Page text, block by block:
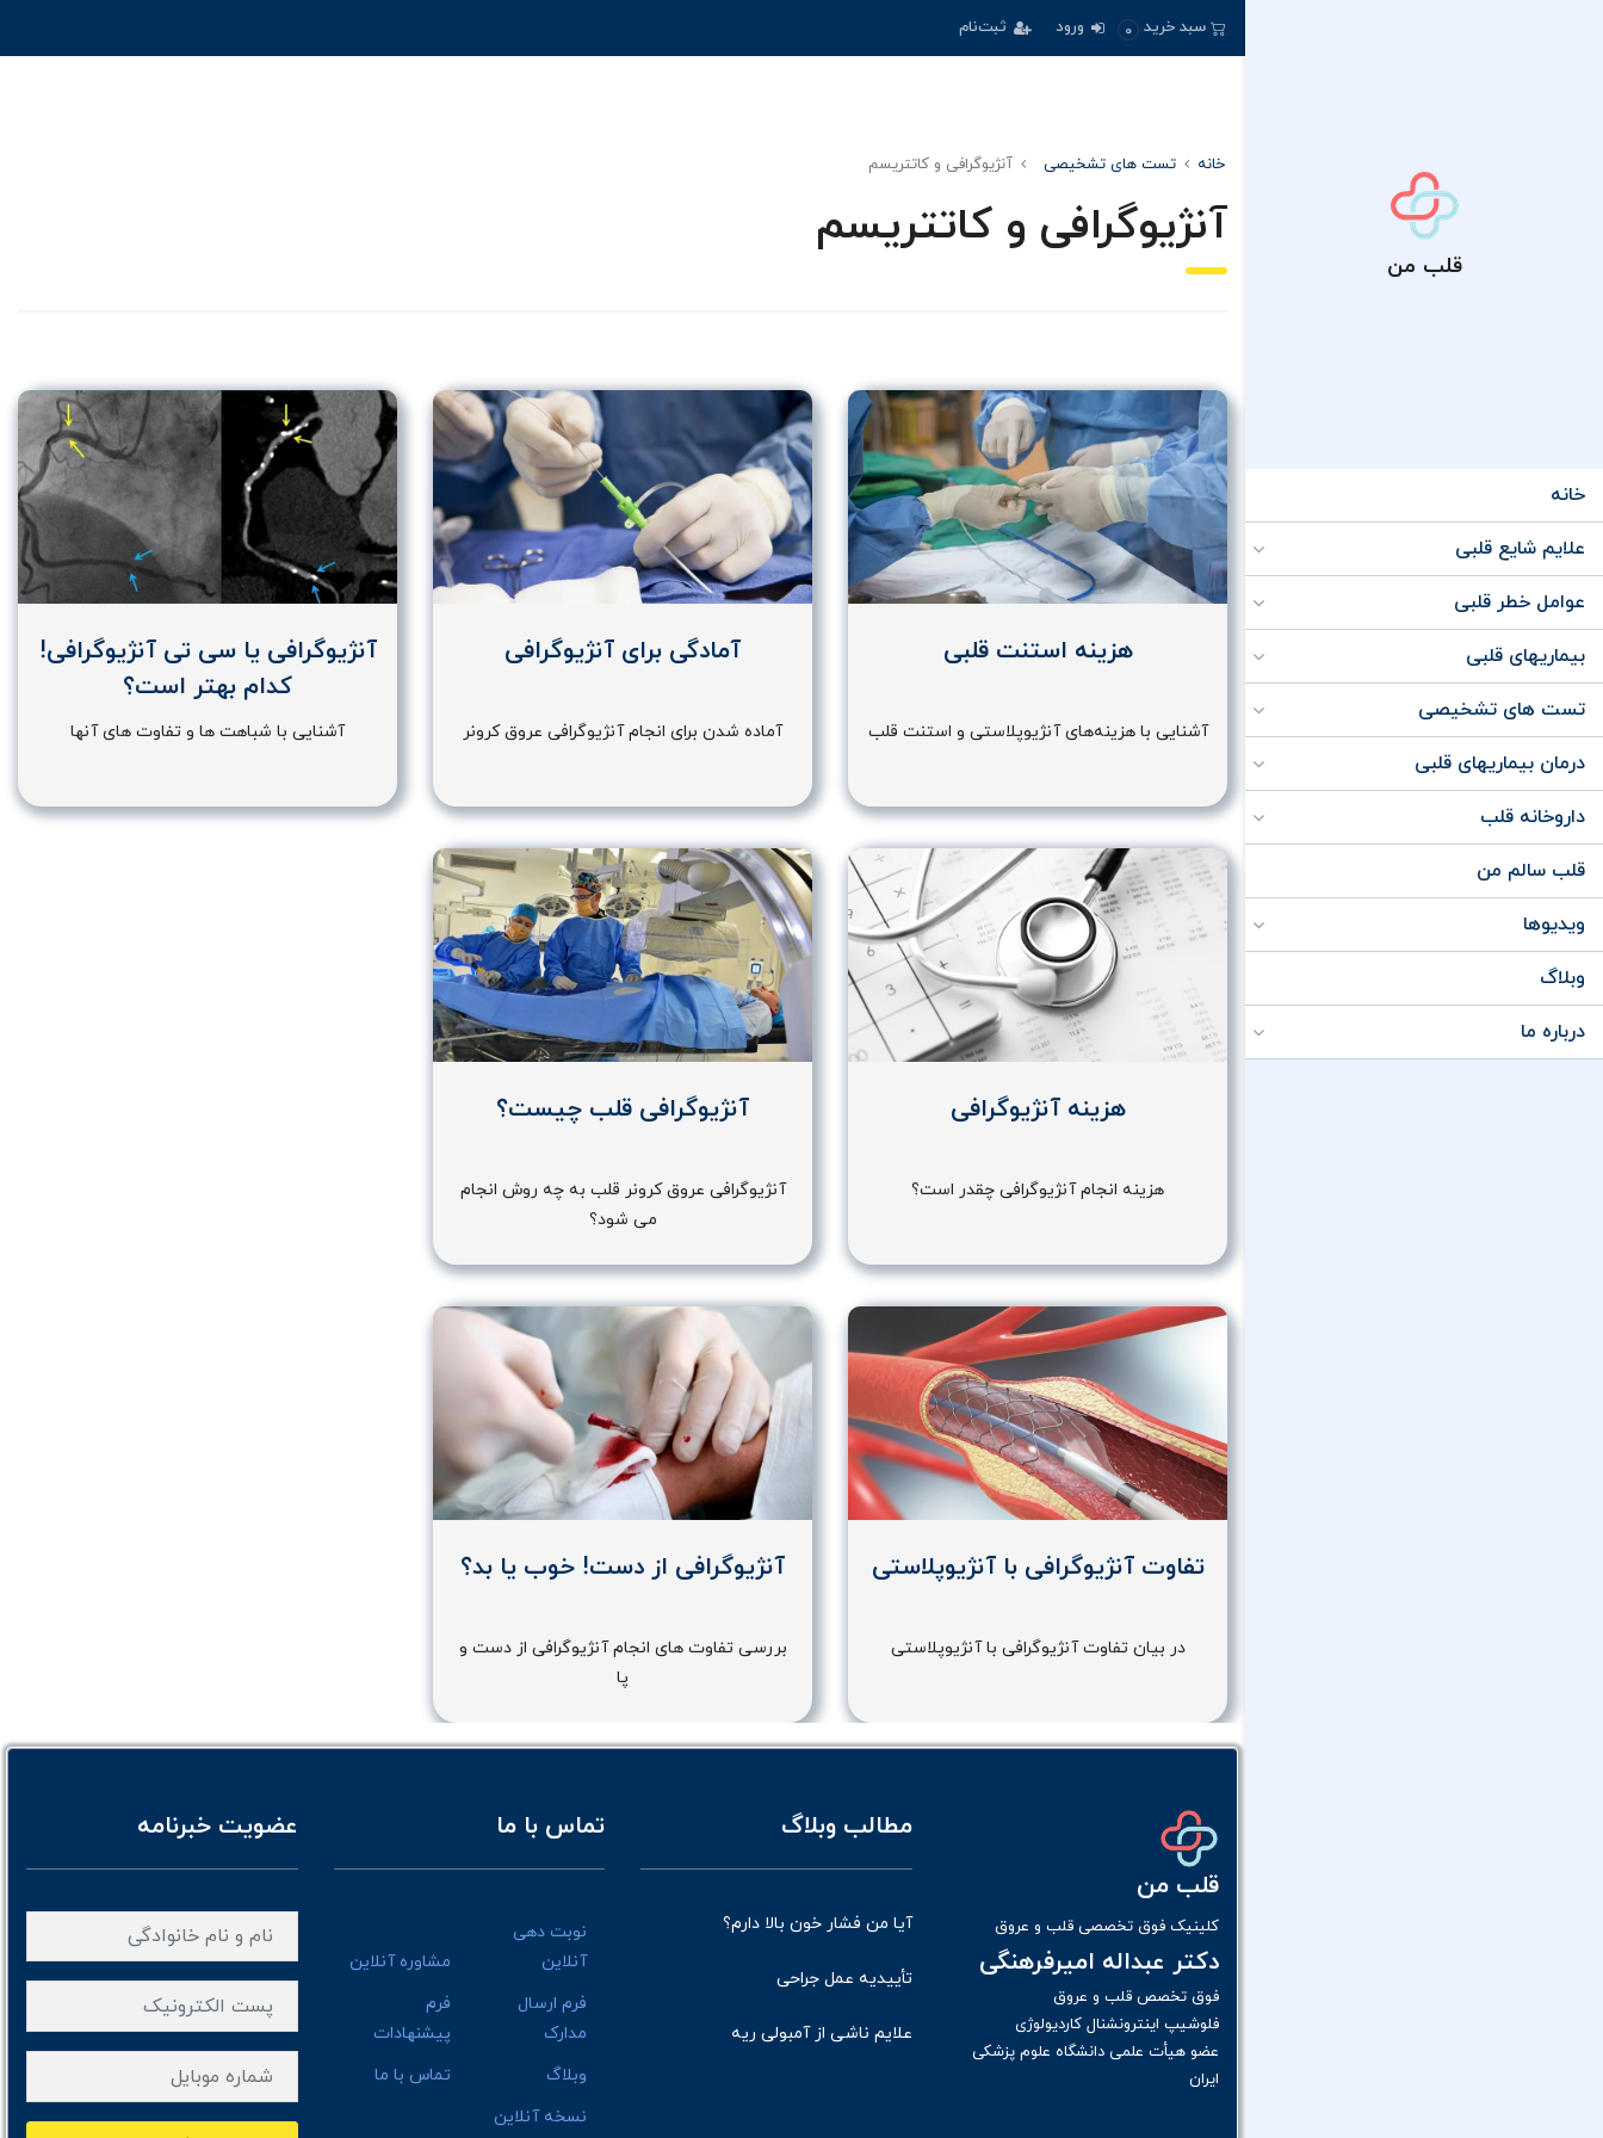
سبد خرید 0 ورود ثبت‌نام
قلب من
خانه
علایم شایع قلبی
عوامل خطر قلبی
بیماریهای قلبی
تست های تشخیصی
درمان بیماریهای قلبی
داروخانه قلب
قلب سالم من
ویدیوها
وبلاگ
درباره ما
خانه تست های تشخیصی آنژیوگرافی و کاتتریسم
آنژیوگرافی و کاتتریسم
هزینه استنت قلبی
آشنایی با هزینه‌های آنژیوپلاستی و استنت قلب
هزینه آنژیوگرافی
هزینه انجام آنژیوگرافی چقدر است؟
تفاوت آنژیوگرافی با آنژیوپلاستی
در بیان تفاوت آنژیوگرافی با آنژیوپلاستی
آمادگی برای آنژیوگرافی
آماده شدن برای انجام آنژیوگرافی عروق کرونر
آنژیوگرافی قلب چیست؟
آنژیوگرافی عروق کرونر قلب به چه روش انجام
می شود؟
آنژیوگرافی از دست! خوب یا بد؟
بررسی تفاوت های انجام آنژیوگرافی از دست و
پا
آنژیوگرافی یا سی تی آنژیوگرافی!
کدام بهتر است؟
آشنایی با شباهت ها و تفاوت های آنها
قلب من
کلینیک فوق تخصصی قلب و عروق
دکتر عبداله امیرفرهنگی
فوق تخصص قلب و عروق
فلوشیپ اینترونشنال کاردیولوژی
عضو هیأت علمی دانشگاه علوم پزشکی
ایران
مطالب وبلاگ
آیا من فشار خون بالا دارم؟
تأییدیه عمل جراحی
علایم ناشی از آمبولی ریه
تماس با ما
نوبت دهی
آنلاین
مشاوره آنلاین
فرم ارسال
مدارک
فرم
پیشنهادات
وبلاگ
تماس با ما
نسخه آنلاین
عضویت خبرنامه